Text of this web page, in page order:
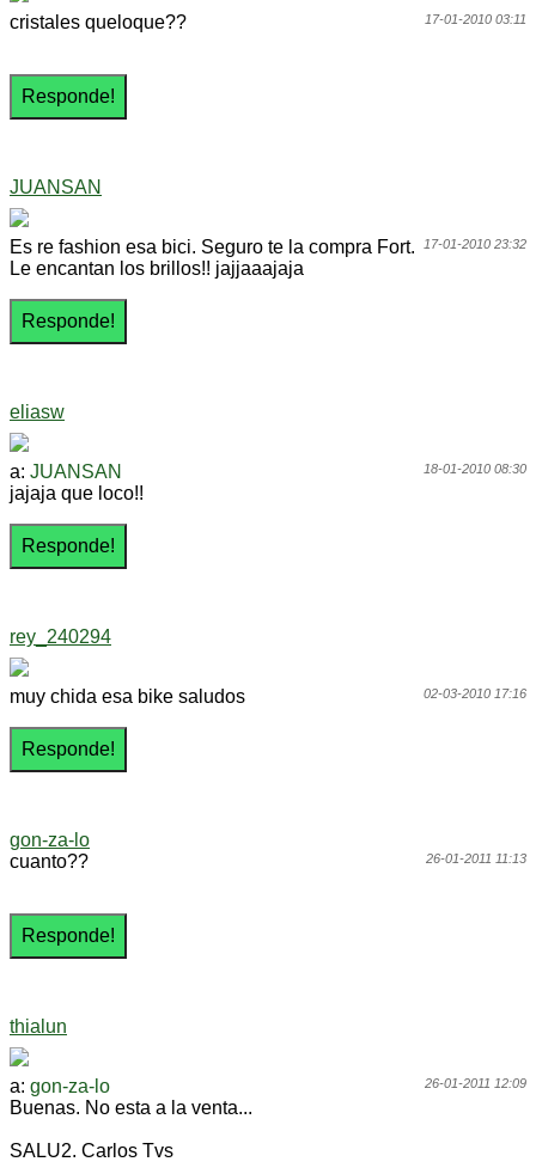
17-01-2010 03:11
cristales queloque??
JUANSAN
17-01-2010 23:32
Es re fashion esa bici. Seguro te la compra Fort.
Le encantan los brillos!! jajjaaajaja
eliasw
18-01-2010 08:30
a: JUANSAN
jajaja que loco!!
rey_240294
02-03-2010 17:16
muy chida esa bike saludos
gon-za-lo
26-01-2011 11:13
cuanto??
thialun
26-01-2011 12:09
a: gon-za-lo
Buenas. No esta a la venta...
SALU2. Carlos Tvs